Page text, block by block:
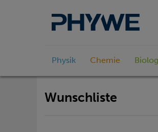
Physik Chemie
Wunschliste